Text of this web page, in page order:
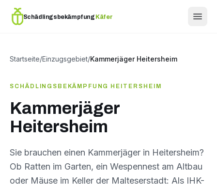
Schädlingsbekämpfung Käfer
Startseite/Einzugsgebiet/Kammerjäger Heitersheim
SCHÄDLINGSBEKÄMPFUNG HEITERSHEIM
Kammerjäger
Heitersheim
Sie brauchen einen Kammerjäger in Heitersheim?
Ob Ratten im Garten, ein Wespennest am Altbau
oder Mäuse im Keller der Malteserstadt: Als IHK-